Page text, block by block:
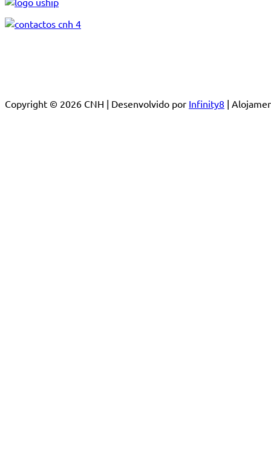
Copyright © 2026 CNH | Desenvolvido por Infinity8 |